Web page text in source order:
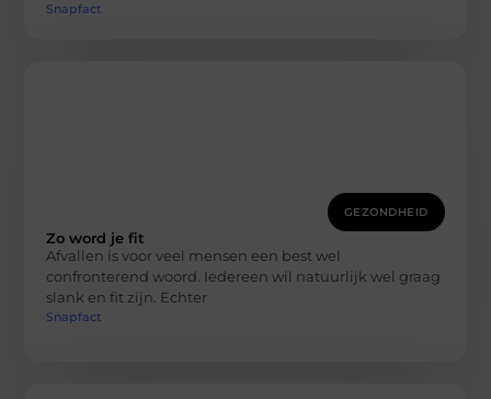
Snapfact
GEZONDHEID
Zo word je fit
Afvallen is voor veel mensen een best wel
confronterend woord. Iedereen wil natuurlijk wel graag
slank en fit zijn. Echter
Snapfact